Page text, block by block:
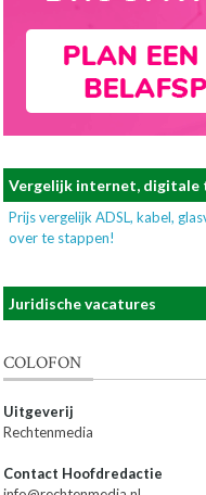
Vergelijk internet, digitale
Prijs vergelijk ADSL, kabel,
over te stappen!
Juridische vacatures
COLOFON
Uitgeverij
Rechtenmedia
Contact Hoofdredactie